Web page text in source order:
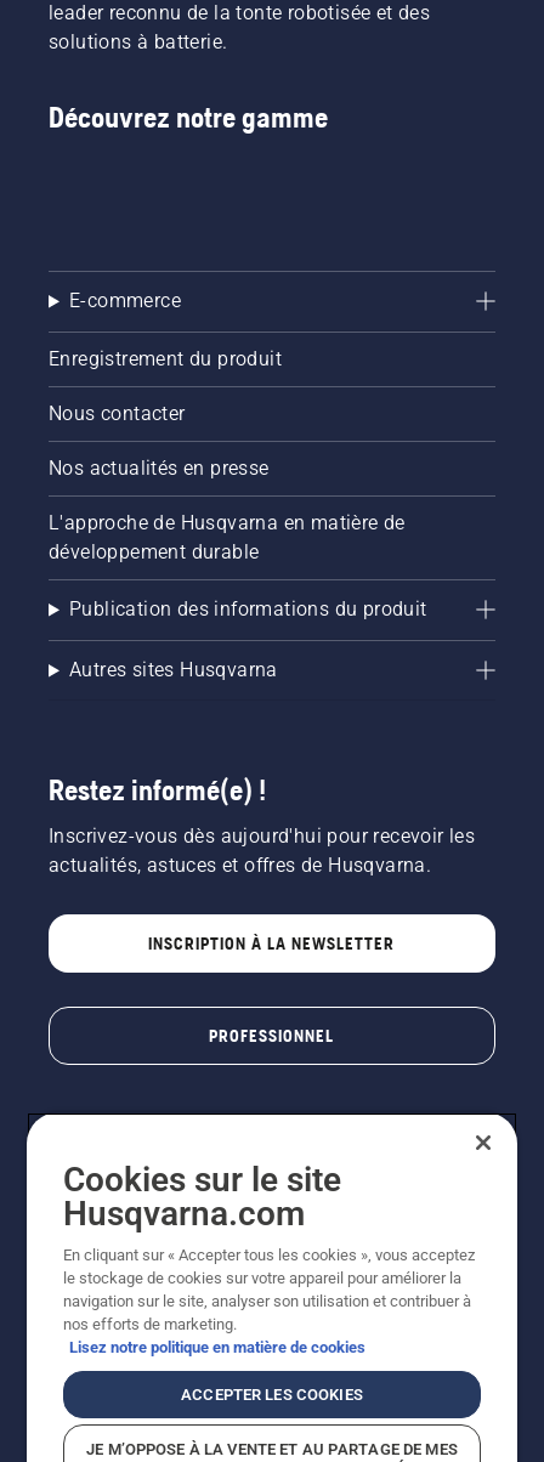
leader reconnu de la tonte robotisée et des
solutions à batterie.
Découvrez notre gamme
E-commerce
Enregistrement du produit
Nous contacter
Nos actualités en presse
L'approche de Husqvarna en matière de
développement durable
Publication des informations du produit
Autres sites Husqvarna
Restez informé(e) !
Inscrivez-vous dès aujourd'hui pour recevoir les
actualités, astuces et offres de Husqvarna.
INSCRIPTION À LA NEWSLETTER
PROFESSIONNEL
© Husqvarna AB (publ). Tous droits réservés. Les prix
indiqués sont des prix de vente conseillés. Photos non
contractuelles. Tous les prix indiqués sont des prix de
vente recommandés (TVA incluse), sauf si le produit est
disponible pour un achat direct.
Conditions d'utilisation Avis de confidentialité
Cookies sur le site
Husqvarna.com
En cliquant sur « Accepter tous les cookies », vous acceptez
le stockage de cookies sur votre appareil pour améliorer la
navigation sur le site, analyser son utilisation et contribuer à
nos efforts de marketing.
Lisez notre politique en matière de cookies
ACCEPTER LES COOKIES
JE M’OPPOSE À LA VENTE ET AU PARTAGE DE MES